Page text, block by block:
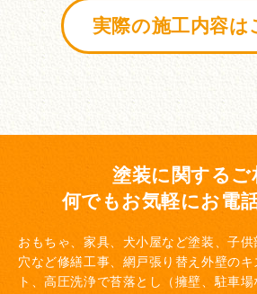
実際の施工内容は
塗装に関するご
何でもお気軽にお電
おもちゃ、家具、犬小屋など塗装、子
穴など修繕工事、網戸張り替え 外壁のキ
ト、高圧洗浄で苔落とし（擁壁、駐車